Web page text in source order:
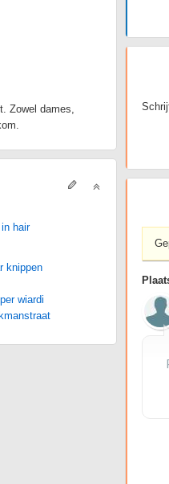
Zowel dames,
in hair
knippen
wiardi